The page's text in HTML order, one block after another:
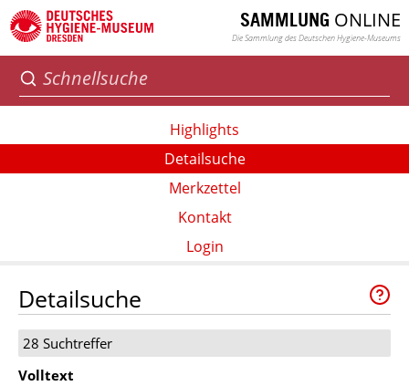
SAMMLUNG ONLINE
Die Sammlung des Deutschen Hygiene-Museums
Highlights
Detailsuche
Merkzettel
Kontakt
Login
Detailsuche
28 Suchtreffer
Volltext